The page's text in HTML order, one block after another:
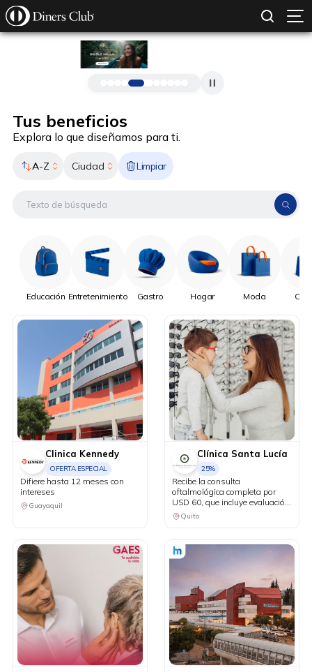
Pasar al contenido principal
Tus beneficios
Explora lo que diseñamos para ti.
A-Z Ciudad Limpiar
Educación Entretenimiento Gastro Hogar Moda
Clinica Kennedy
OFERTA ESPECIAL
Difiere hasta 12 meses con
intereses
Guayaquil
Clínica Santa Lucía
25%
Recibe la consulta
oftalmológica completa por
USD 60, que incluye evaluación
con Maya sin costo. 25% de
descuento en lentes oftálmicos
descuento en lentes de
contacto. 25% de descuento en
15% de descuento en cirugías
refractivas para pacientes
candidatos.
Quito